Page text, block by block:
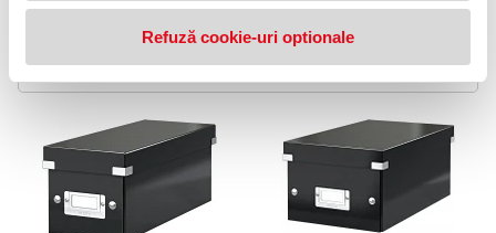
Refuză cookie-uri optionale
Greutate: 2,49 kg
PRODUSE SIMILARE